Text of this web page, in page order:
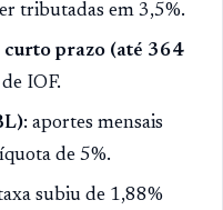
tributadas em 3,5%.
prazo (até 364
IOF.
: aportes mensais
de 5%.
subiu de 1,88%